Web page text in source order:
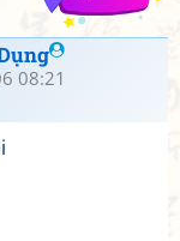
08:21